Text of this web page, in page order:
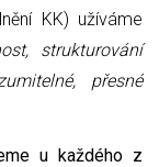
KK) užíváme
strukturování
přesné
u každého z